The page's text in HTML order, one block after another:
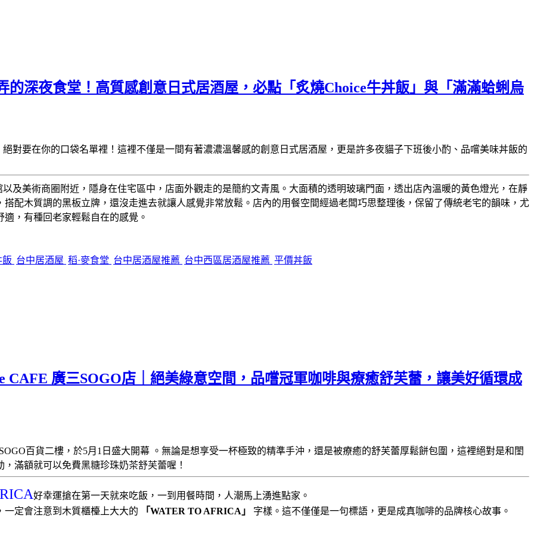
的深夜食堂！高質感創意日式居酒屋，必點「炙燒Choice牛丼飯」與「滿滿蛤蜊烏
絕對要在你的口袋名單裡！這裡不僅是一間有著濃濃溫馨感的創意日式居酒屋，更是許多夜貓子下班後小酌、品嚐美味丼飯的
及美術商圈附近，隱身在住宅區中，店面外觀走的是簡約文青風。大面積的透明玻璃門面，透出店內溫暖的黃色燈光，在靜
配木質調的黑板立牌，還沒走進去就讓人感覺非常放鬆。店內的用餐空間經過老闆巧思整理後，保留了傳統老宅的韻味，尤
，有種回老家輕鬆自在的感覺。
飯 台中居酒屋 稻·麥食堂 台中居酒屋推薦 台中西區居酒屋推薦 平價丼飯
CAFE 廣三SOGO店｜絕美綠意空間，品嚐冠軍咖啡與療癒舒芙蕾，讓美好循環成
百貨二樓，於5月1日盛大開幕 。無論是想享受一杯極致的精準手沖，還是被療癒的舒芙蕾厚鬆餅包圍，這裡絕對是和閨
，滿額就可以免費黑糖珍珠奶茶舒芙蕾喔！
好幸運搶在第一天就來吃飯，一到用餐時間，人潮馬上湧進點家。
定會注意到木質櫃檯上大大的
「WATER TO AFRICA」 字樣。這不僅僅是一句標語，更是成真咖啡的品牌核心故事。